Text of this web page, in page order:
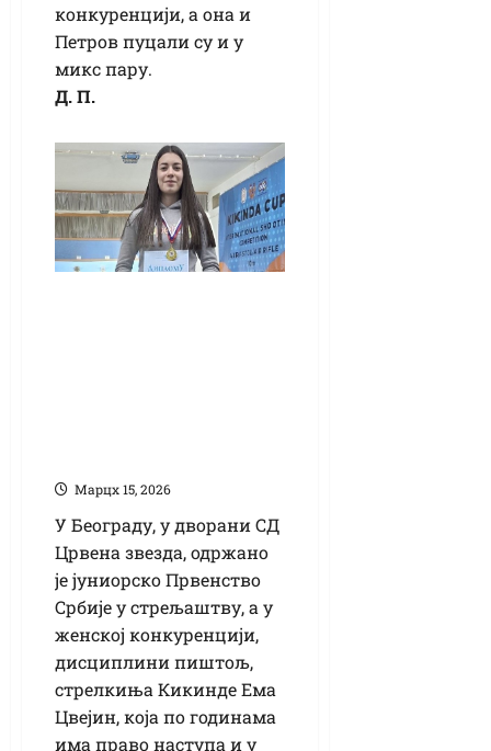
конкуренцији, а она и
Петров пуцали су и у
микс пару.
Д. П.
Марцх 15, 2026
У Београду, у дворани СД
Црвена звезда, одржано
је јуниорско Првенство
Србије у стрељаштву, а у
женској конкуренцији,
дисциплини пиштољ,
стрелкиња Кикинде Ема
Цвејин, која по годинама
има право наступа и у